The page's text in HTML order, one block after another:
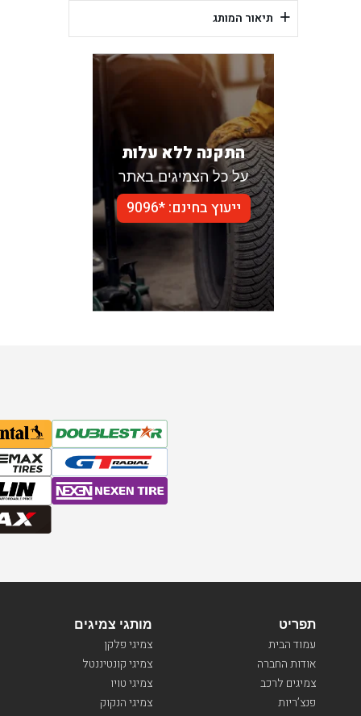
+ תיאור המותג
התקנה ללא עלות
על כל הצמיגים באתר
ייעוץ בחינם: *9096
מותגי צמיגים
צמיגי פלקן
צמיגי קונטיננטל
צמיגי טויו
צמיגי הנקוק
תפריט
עמוד הבית
אודות החברה
צמיגים לרכב
פנצ’ריות